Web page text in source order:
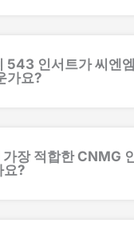
543 인서트가 씨엔
가요?
장 적합한 CNMG
요?